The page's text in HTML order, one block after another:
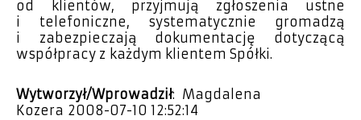
od klientów, przyjmują zgłoszenia ustne
i telefoniczne, systematycznie gromadzą
i zabezpieczają dokumentację dotyczącą
współpracy z każdym klientem Spółki.
Wytworzył/Wprowadził: Magdalena
Kozera 2008-07-10 12:52:14